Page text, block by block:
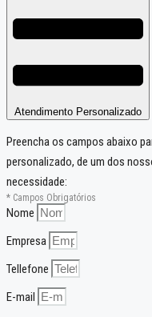
Atendimento Personalizado
Preencha os campos abaixo
personalizado, de um dos
necessidade:
* Campos Obrigatórios
Nome
Empresa
Tellefone
E-mail